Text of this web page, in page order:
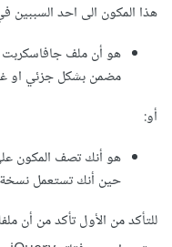
هذا المكون الى احد السببين
هو أن ملف
مضمن بشكل جزئي او
أو:
هو أنك تصف المكون
حين أنك تستعمل نسخة
للتأكد من الأول تأكد من أن